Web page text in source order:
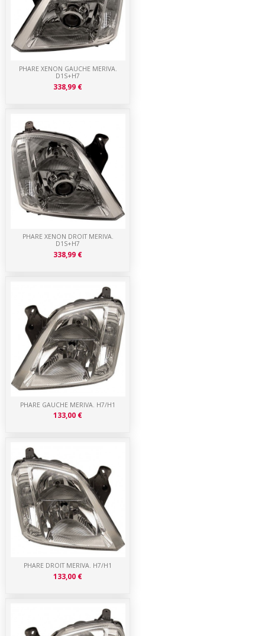
PHARE DROIT MERIVA. H7/H1
133,00 €
PHARE GAUCHE MERIVA. H7/H1
133,00 €
PHARE XENON DROIT MERIVA.
D1S+H7
338,99 €
PHARE XENON GAUCHE MERIVA.
D1S+H7
338,99 €